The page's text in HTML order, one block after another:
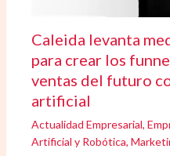
Caleida levanta
para crear los
ventas del futuro
artificial
Actualidad Empresarial,
Artificial y Robótica,